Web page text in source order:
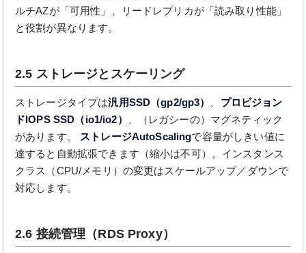
ルチAZが「可用性」、リードレプリカが「読み取り性能」
と役割が異なります。
2.5 ストレージとスケーリング
ストレージタイプは汎用SSD（gp2/gp3）
プロビジョン
ドIOPS SSD（io1/io2）
、（レガシーの）マグネティック
があります。
ストレージAutoScalingで容量がしきい値に
達すると自動拡張できます（縮小は不可）。インスタンス
クラス（CPU/メモリ）の変更はスケールアップ／ダウンで
対応します。
2.6 接続管理（RDS Proxy）